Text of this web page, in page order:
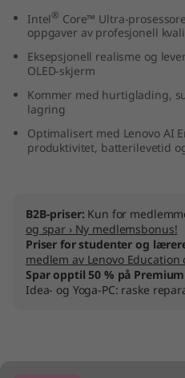
Intel® Core™ Ultra-
oppgaver av profesjonell
Eksepsjonell realisme og
OLED-skjerm
Kommer med hurtiglading,
lagring
Optimalisert med Lenovo AI
produktivitet, batterilevetid
B2B-priser: Kun for
og spar › Ny medlemsbonus!
Priser for studenter og
medlem av Lenovo Education
Spar opptil 50 % på
Idea- og Yoga-PC: raske